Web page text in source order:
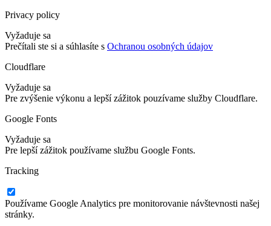
Privacy policy
Vyžaduje sa
Prečítali ste si a súhlasíte s Ochranou osobných údajov
Cloudflare
Vyžaduje sa
Pre zvýšenie výkonu a lepší zážitok pouzívame služby Cloudflare.
Google Fonts
Vyžaduje sa
Pre lepší zážitok používame službu Google Fonts.
Tracking
Používame Google Analytics pre monitorovanie návštevnosti našej
stránky.